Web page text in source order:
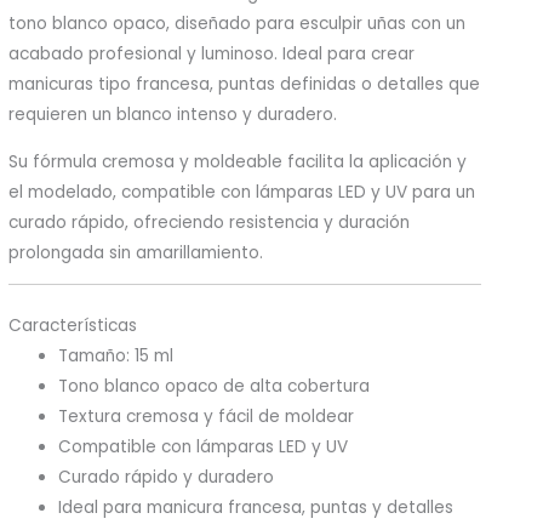
tono blanco opaco, diseñado para esculpir uñas con un
acabado profesional y luminoso. Ideal para crear
manicuras tipo francesa, puntas definidas o detalles que
requieren un blanco intenso y duradero.
Su fórmula cremosa y moldeable facilita la aplicación y
el modelado, compatible con lámparas LED y UV para un
curado rápido, ofreciendo resistencia y duración
prolongada sin amarillamiento.
Características
Tamaño: 15 ml
Tono blanco opaco de alta cobertura
Textura cremosa y fácil de moldear
Compatible con lámparas LED y UV
Curado rápido y duradero
Ideal para manicura francesa, puntas y detalles